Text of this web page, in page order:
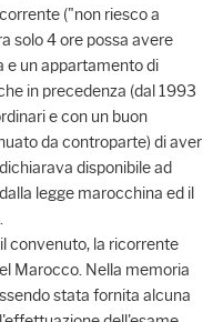
("non riesco a
solo 4 ore possa avere
e un appartamento di
in precedenza (dal 1993
e con un buon
da controparte) di aver
disponibile ad
legge marocchina ed il
convenuto, la ricorrente
Marocco. Nella memoria
stata fornita alcuna